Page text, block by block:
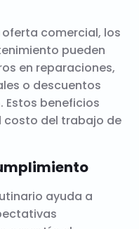
comercial, los
pueden
en reparaciones,
o descuentos
Estos beneficios
costo del trabajo de
ayuda a